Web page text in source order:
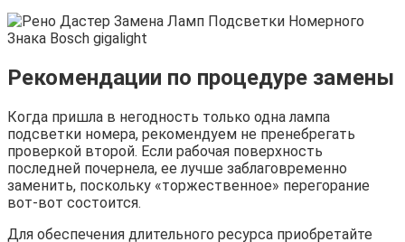
Рекомендации по процедуре замены
Когда пришла в негодность только одна лампа
подсветки номера, рекомендуем не пренебрегать
проверкой второй. Если рабочая поверхность
последней почернела, ее лучше заблаговременно
заменить, поскольку «торжественное» перегорание
вот-вот состоится.
Для обеспечения длительного ресурса приобретайте